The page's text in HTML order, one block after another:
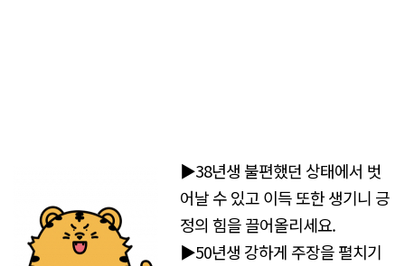
▶38년생 불편했던 상태에서 벗
어날 수 있고 이득 또한 생기니 긍
정의 힘을 끌어올리세요.
▶50년생 강하게 주장을 펼치기